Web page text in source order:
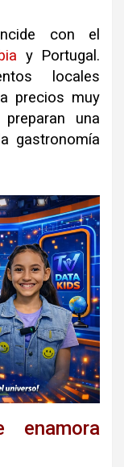
con el
y Portugal.
locales
precios muy
una
gastronomía